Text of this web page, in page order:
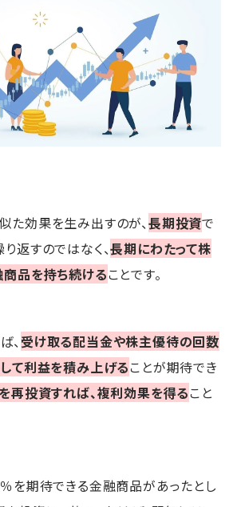
た効果を生み出すのが、長期投資で
返すのではなく、長期にわたって株
商品を持ち続けることです。
、受け取る配当金や株主優待の回数
して利益を積み上げることが期待でき
再投資すれば、複利効果を得ること
を期待できる金融商品があったとし